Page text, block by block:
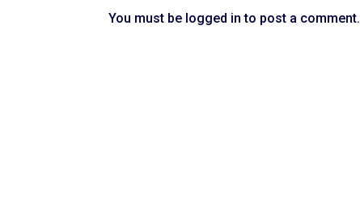
You must be logged in to post a comment.